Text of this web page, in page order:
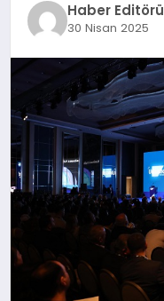
Haber Editörü
30 Nisan 2025